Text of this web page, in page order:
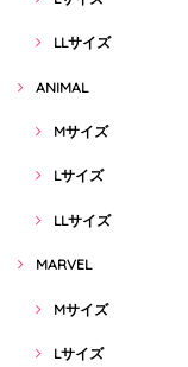
LLサイズ
ANIMAL
Mサイズ
Lサイズ
LLサイズ
MARVEL
Mサイズ
Lサイズ